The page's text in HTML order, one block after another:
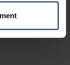
vous